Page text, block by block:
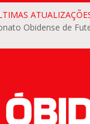
Obidense de